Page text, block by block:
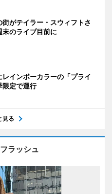
がテイラー・スウィフトさ
のライブ目前に
インボーカラーの「プライ
定で運行
見る
ラッシュ